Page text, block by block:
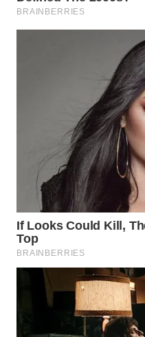
WN
LABUANBAJO
WN
BORNEO
Wahana
Media
Group
WAHANA
NEWS
TANI